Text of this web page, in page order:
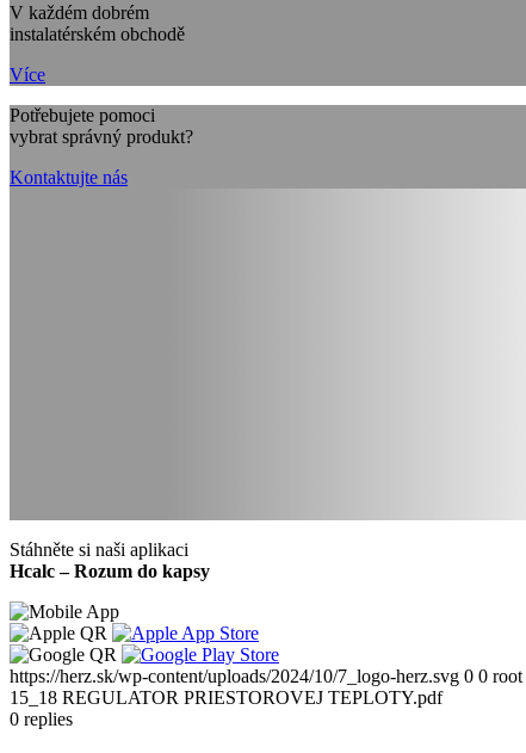
V každém dobrém
instalatérském obchodě
Více
Potřebujete pomoci
vybrat správný produkt?
Kontaktujte nás
Stáhněte si naši aplikaci
Hcalc – Rozum do kapsy
https://herz.sk/wp-content/uploads/2024/10/7_logo-herz.svg 0 0 root
15_18 REGULATOR PRIESTOROVEJ TEPLOTY.pdf
0 replies